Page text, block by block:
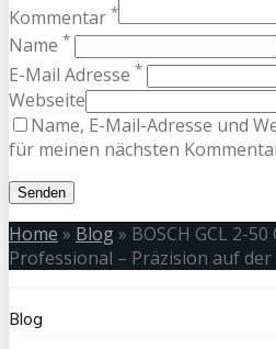
Kommentar *
Name *
E-Mail Adresse *
Webseite
Name, E-Mail-Adresse und
für meinen nächsten
Home » Blog» BOSCH GCL 2-50
Professional – Präzision auf
Blog